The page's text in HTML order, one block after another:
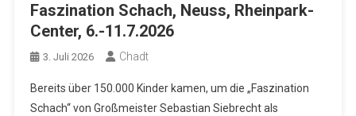
Faszination Schach, Neuss, Rheinpark-
Center, 6.-11.7.2026
3. Juli 2026 Chadt
Bereits über 150.000 Kinder kamen, um die „Faszination
Schach“ von Großmeister Sebastian Siebrecht als